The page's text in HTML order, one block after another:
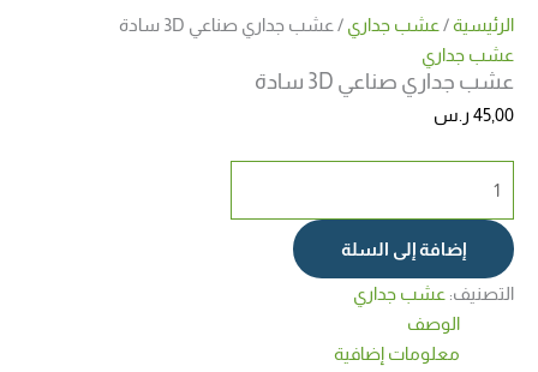
الرئيسية/ عشب جداري / عشب جداري صناعي 3D سادة
عشب جداري
عشب جداري صناعي 3D سادة
45,00 ر.س
إضافة إلى السلة
التصنيف: عشب جداري
الوصف
معلومات إضافية